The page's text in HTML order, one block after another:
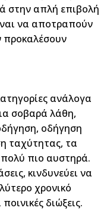
στην απλή επιβολή
να αποτραπούν
προκαλέσουν
ανάλογα
σοβαρά λάθη,
οδήγηση
ταχύτητας, τα
πολύ πιο αυστηρά.
κινδυνεύει να
χρονικό
διώξεις.